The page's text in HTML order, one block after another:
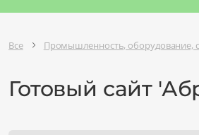
Все Промышленность, оборудование,
Готовый сайт